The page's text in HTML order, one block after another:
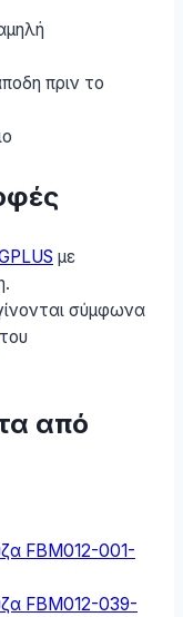
πριν το
με
σύμφωνα
του
από
FBM012-001-
FBM012-039-